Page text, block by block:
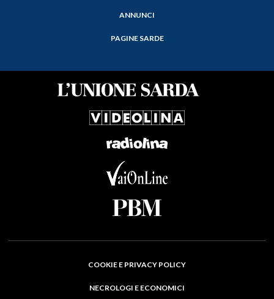
ANNUNCI
PAGINE SARDE
COOKIE E PRIVACY POLICY
NECROLOGI E ECONOMICI